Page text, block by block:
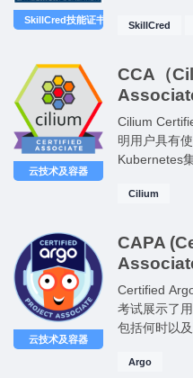
SkillCred技能证书 SkillCred
云技术及容器
CCA（
Cilium
明用户具有
Kubernetes
Cilium
云技术及容器
CAPA
Certified
考试展示了
包括何时以
Argo